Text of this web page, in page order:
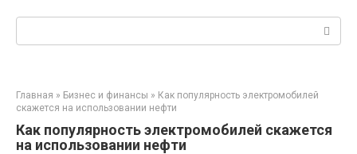
Главная » Бизнес и финансы » Как популярность электромобилей
скажется на использовании нефти
Как популярность электромобилей скажется
на использовании нефти